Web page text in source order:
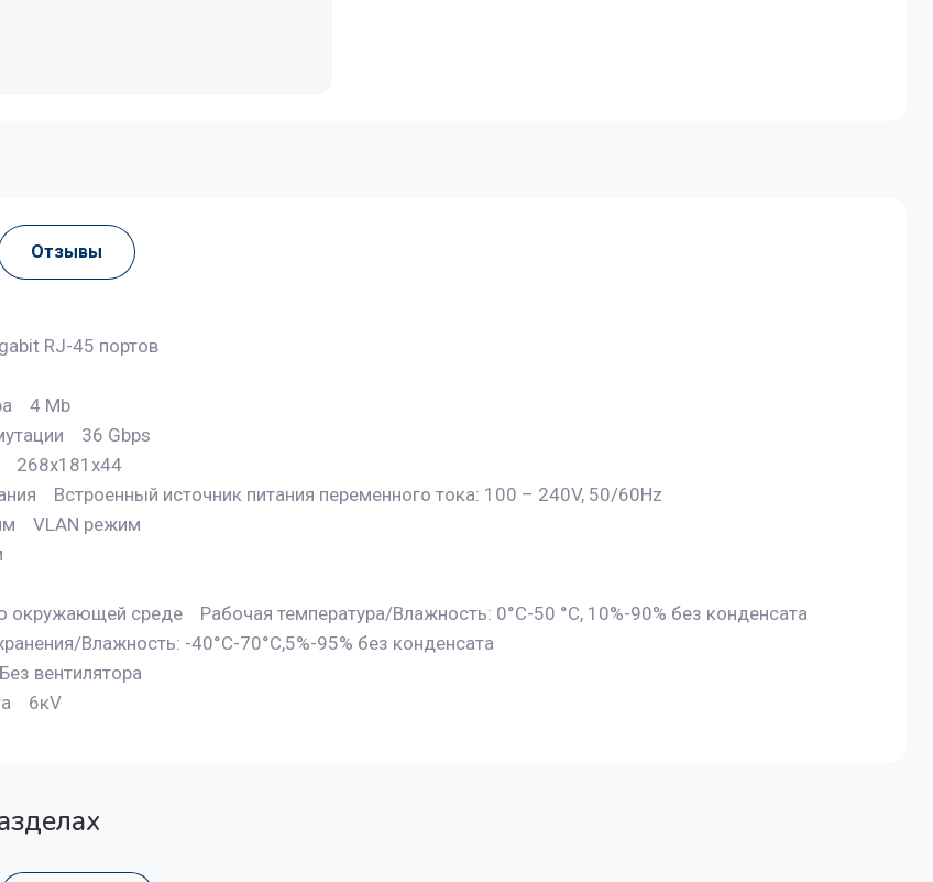
Отзывы
RJ-45 портов
4 Mb
36 Gbps
268x181x44
Встроенный источник питания переменного тока: 100 – 240V, 50/60Hz
VLAN режим
окружающей среде Рабочая температура/Влажность: 0°C-50 °C, 10%-90% без конденсата
Влажность: -40°C-70°C,5%-95% без конденсата
вентилятора
6кV